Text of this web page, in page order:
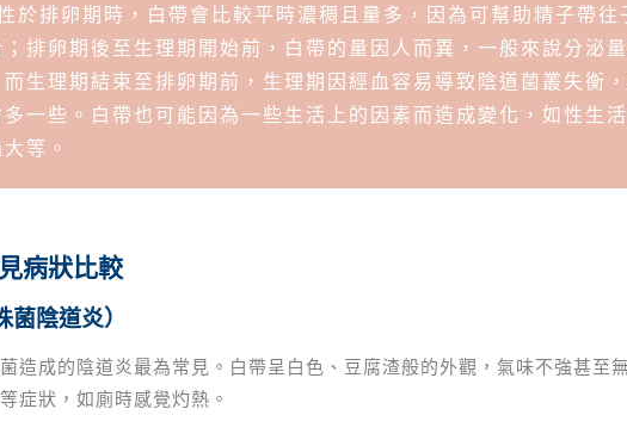
於排卵期時，白帶會比較平時濃稠且量多，因為可幫助精子帶往
排卵期後至生理期開始前，白帶的量因人而異，一般來說分泌
生理期結束至排卵期前，生理期因經血容易導致陰道菌叢失衡
一些。白帶也可能因為一些生活上的因素而造成變化，如性生
等。
病狀比較
陰道炎）
造成的陰道炎最為常見。白帶呈白色、豆腐渣般的外觀，氣味不強甚至
症狀，如廁時感覺灼熱。